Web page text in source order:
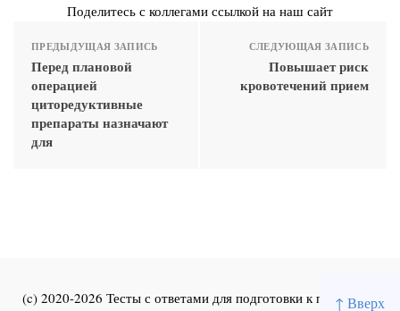
↑ Вверх
Поделитесь с коллегами ссылкой на наш сайт
ПРЕДЫДУЩАЯ ЗАПИСЬ
Перед плановой
операцией
циторедуктивные
препараты назначают
для
СЛЕДУЮЩАЯ ЗАПИСЬ
Повышает риск
кровотечений прием
(c) 2020-2026 Тесты с ответами для подготовки к первичной